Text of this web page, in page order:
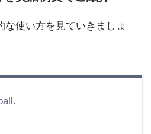
な使い方を見ていきましょ